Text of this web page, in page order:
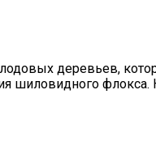
деревьев,
шиловидного флокса.